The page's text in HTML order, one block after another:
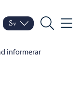
Porvoo – Gå till
Byt språk
Nuvarande språk:
Sv
Sök Meny
informerar